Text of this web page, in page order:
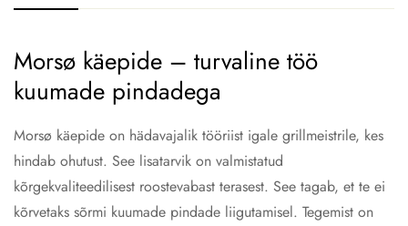
Morsø käepide – turvaline töö
kuumade pindadega
Morsø käepide on hädavajalik tööriist igale grillmeistrile, kes
hindab ohutust. See lisatarvik on valmistatud
kõrgekvaliteedilisest roostevabast terasest. See tagab, et te ei
kõrvetaks sõrmi kuumade pindade liigutamisel. Tegemist on